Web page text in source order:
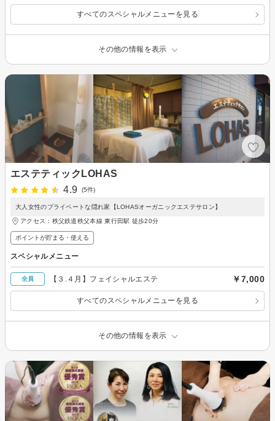
すべてのスペシャルメニューを見る
その他の情報を表示
エステティックLOHAS
4.9
(5件)
大人女性のプライベートな隠れ家【LOHASオーガニックエステサロン】
アクセス：秩父鉄道秩父本線 東行田駅 徒歩20分
ポイントが貯まる・使える
スペシャルメニュー
全員 【３.４月】フェイシャルエステ ￥7,000
すべてのスペシャルメニューを見る
その他の情報を表示